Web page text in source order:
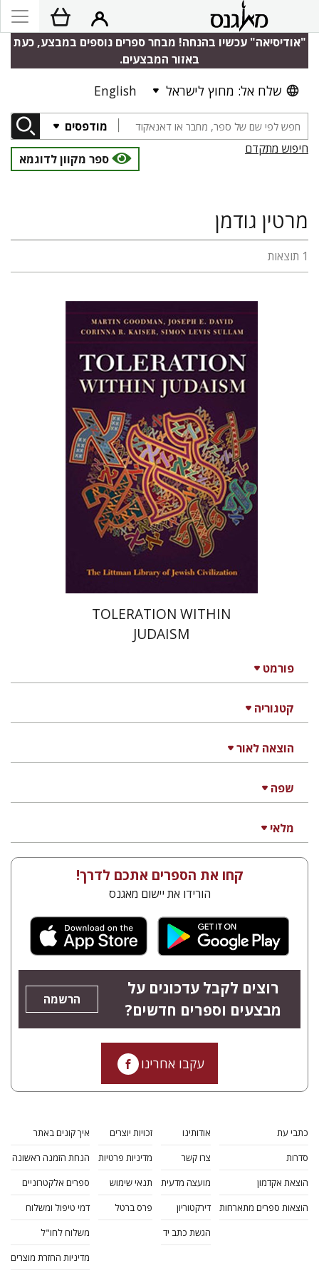
"אודיסיאה" עכשיו בהנחה! מבחר ספרים נוספים במבצע, כעת
באזור המבצעים.
שלח אל: מחוץ לישראל English
מודפסים
חיפוש מתקדם
ספר מקוון לדוגמא
פורמט
קטגוריה
הוצאה לאור
שפה
מלאי
מרטין גודמן
1 תוצאות
קורינה קייזר
שמעון לויס סולמן
מרטין גודמן
יוסף דוד
הנחת אתר ספר מודפס
$76
$68
TOLERATION WITHIN
JUDAISM
קחו את הספרים אתכם לדרך!
הורידו את יישום מאגנס
רוצים לקבל עדכונים על
מבצעים וספרים חדשים?
הרשמה
עקבו אחרינו
כתבי עת
סדרות
הוצאת אקדמון
הוצאות ספרים מתארחות
אודותינו
צרו קשר
מועצה מדעית
דירקטוריון
הגשת כתב יד
זכויות יוצרים
מדיניות פרטיות
תנאי שימוש
פרס ברטל
איך קונים באתר
הנחת הזמנה ראשונה
ספרים אלקטרוניים
דמי טיפול ומשלוח
משלוח לחו"ל
מדיניות החזרת מוצרים